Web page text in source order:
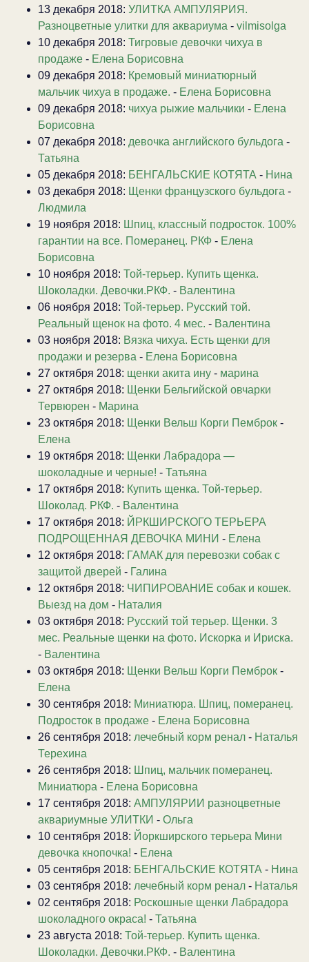
13 декабря 2018: УЛИТКА АМПУЛЯРИЯ.
Разноцветные улитки для аквариума - vilmisolga
10 декабря 2018: Тигровые девочки чихуа в
продаже - Елена Борисовна
09 декабря 2018: Кремовый миниатюрный
мальчик чихуа в продаже. - Елена Борисовна
09 декабря 2018: чихуа рыжие мальчики - Елена
Борисовна
07 декабря 2018: девочка английского бульдога -
Татьяна
05 декабря 2018: БЕНГАЛЬСКИЕ КОТЯТА - Нина
03 декабря 2018: Щенки французского бульдога -
Людмила
19 ноября 2018: Шпиц, классный подросток. 100%
гарантии на все. Померанец. РКФ - Елена
Борисовна
10 ноября 2018: Той-терьер. Купить щенка.
Шоколадки. Девочки.РКФ. - Валентина
06 ноября 2018: Той-терьер. Русский той.
Реальный щенок на фото. 4 мес. - Валентина
03 ноября 2018: Вязка чихуа. Есть щенки для
продажи и резерва - Елена Борисовна
27 октября 2018: щенки акита ину - марина
27 октября 2018: Щенки Бельгийской овчарки
Тервюрен - Марина
23 октября 2018: Щенки Вельш Корги Пемброк -
Елена
19 октября 2018: Щенки Лабрадора —
шоколадные и черные! - Татьяна
17 октября 2018: Купить щенка. Той-терьер.
Шоколад. РКФ. - Валентина
17 октября 2018: ЙРКШИРСКОГО ТЕРЬЕРА
ПОДРОЩЕННАЯ ДЕВОЧКА МИНИ - Елена
12 октября 2018: ГАМАК для перевозки собак с
защитой дверей - Галина
12 октября 2018: ЧИПИРОВАНИЕ собак и кошек.
Выезд на дом - Наталия
03 октября 2018: Русский той терьер. Щенки. 3
мес. Реальные щенки на фото. Искорка и Ириска.
- Валентина
03 октября 2018: Щенки Вельш Корги Пемброк -
Елена
30 сентября 2018: Миниатюра. Шпиц, померанец.
Подросток в продаже - Елена Борисовна
26 сентября 2018: лечебный корм ренал - Наталья
Терехина
26 сентября 2018: Шпиц, мальчик померанец.
Миниатюра - Елена Борисовна
17 сентября 2018: АМПУЛЯРИИ разноцветные
аквариумные УЛИТКИ - Ольга
10 сентября 2018: Йоркширского терьера Мини
девочка кнопочка! - Елена
05 сентября 2018: БЕНГАЛЬСКИЕ КОТЯТА - Нина
03 сентября 2018: лечебный корм ренал - Наталья
02 сентября 2018: Роскошные щенки Лабрадора
шоколадного окраса! - Татьяна
23 августа 2018: Той-терьер. Купить щенка.
Шоколадки. Девочки.РКФ. - Валентина